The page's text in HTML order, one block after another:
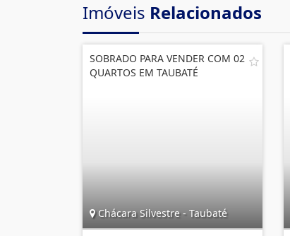
Imóveis Relacionados
SOBRADO PARA VENDER COM 02
QUARTOS EM TAUBATÉ
Chácara Silvestre - Taubaté